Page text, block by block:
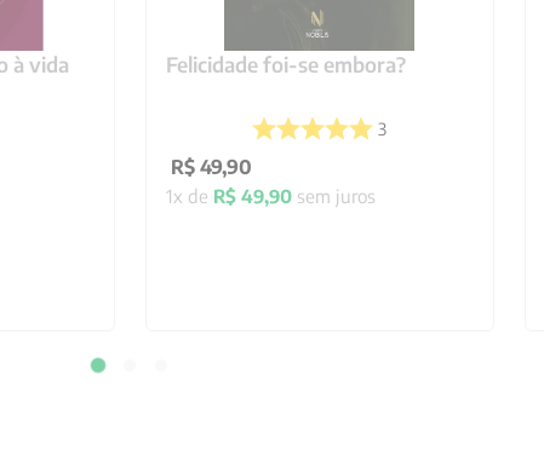
à vida
Felicidade foi-se embora?
3
R$ 49,90
1x de R$ 49,90sem juros